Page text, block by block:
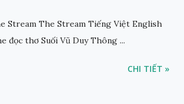
Stream The Stream Tiếng Việt English
đọc thơ Suối Vũ Duy Thông ...
CHI TIẾT »